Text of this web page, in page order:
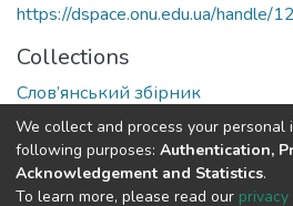
https://dspace.onu.edu.ua/
Collections
Слов’янський збірник
Full item page
We collect and process your personal
following purposes: Authentication,
Acknowledgement and Statistics.
To learn more, please read our